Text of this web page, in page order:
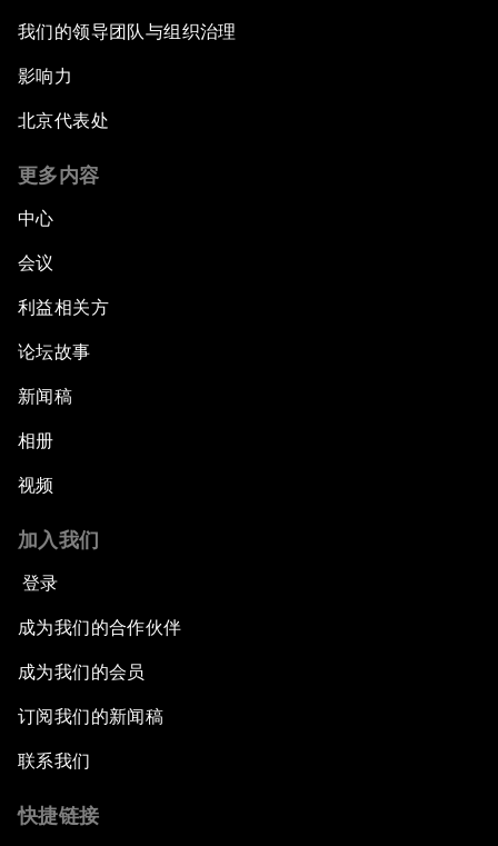
我们的领导团队与组织治理
影响力
北京代表处
更多内容
中心
会议
利益相关方
论坛故事
新闻稿
相册
视频
加入我们
登录
成为我们的合作伙伴
成为我们的会员
订阅我们的新闻稿
联系我们
快捷链接